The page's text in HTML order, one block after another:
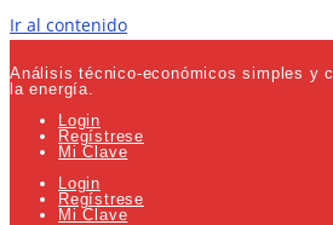
Ir al contenido
Análisis técnico-económicos simples y
la energía.
Login
Regístrese
Mi Clave
Login
Regístrese
Mi Clave